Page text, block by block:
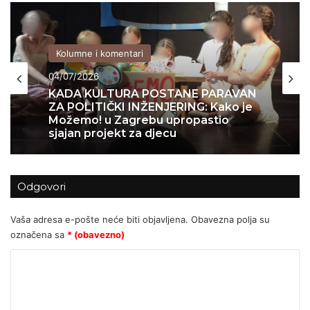
Kolumne i komentari
04/07/2026
KADA KULTURA POSTANE PARAVAN
ZA POLITIČKI INŽENJERING: Kako je
Možemo! u Zagrebu upropastio
sjajan projekt za djecu
Odgovori
Vaša adresa e-pošte neće biti objavljena. Obavezna polja su
označena sa * (obavezno)